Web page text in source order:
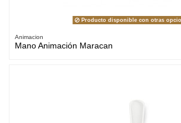
Producto disponible con otras
Animacion
Mano Animación Maracan